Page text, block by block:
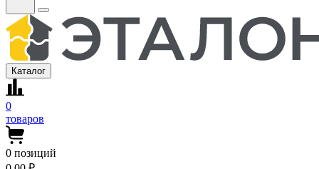
Каталог
0
товаров
0 позиций